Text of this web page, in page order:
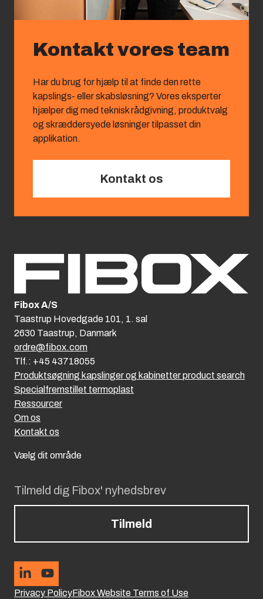
Kontakt vores team
Har du brug for hjælp til at finde den rette
kapslings‑ eller skabsløsning? Vores eksperter
hjælper dig med teknisk rådgivning, produktvalg
og skræddersyede løsninger tilpasset din
applikation.
Kontakt os
Tilmeld dig Fibox' nyhedsbrev
Tilmeld
Privacy PolicyFibox Website Terms of Use
Produktsøgning kapslinger og kabinetter product search
Specialfremstillet termoplast
Ressourcer
Om os
Kontakt os
Vælg dit område
Fibox A/S
Taastrup Hovedgade 101, 1. sal
2630 Taastrup, Danmark
ordre@fibox.com
Tlf.: +45 43718055